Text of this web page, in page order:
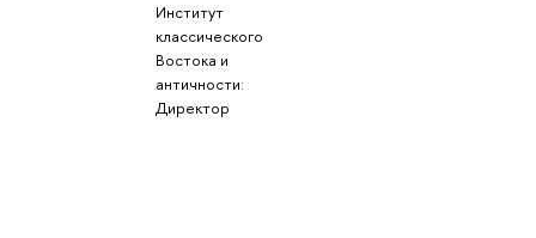
Институт
классического
Востока и
античности:
Директор